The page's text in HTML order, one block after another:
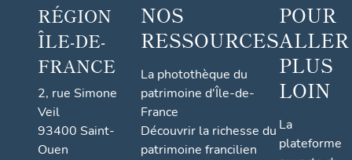
RÉGION
ÎLE-DE-
FRANCE
2, rue Simone
Veil
93400 Saint-
Ouen
NOS
RESSOURCES
La photothèque du
patrimoine d'Île-de-
France
Découvrir la richesse du
patrimoine francilien
POUR
ALLER
PLUS
LOIN
La
plateforme